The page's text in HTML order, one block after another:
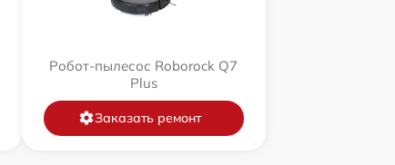
Робот-пылесос Roborock Q7
Plus
Заказать ремонт